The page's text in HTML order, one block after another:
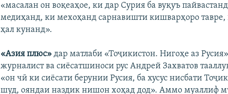
«масалан он воқеаҳое, ки дар Сурия ба вуқуъ
медиҳанд, ки мехоҳанд сарнавишти кишварҳоро
ҳал кунанд».
«Азия плюс» дар матлаби «Тоҷикистон. Нигоҳе аз
журналист ва сиёсатшиноси рус Андрей Захватов
«он чӣ ки сиёсати берунии Русия, ба хусус нисбати
шуд, ояндаи наздик нишон хоҳад дод». Аммо муаллиф